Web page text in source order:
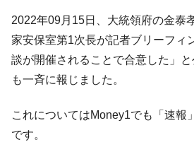
『Money1』
韓国製造業「半導体
種は全般的「不調」⇒ PSIが示す現
『Money1』
ン』1人当たり賠償10万ウォンを認
『Money1』 韓国で猛暑。南東部
『Money1』
2022年09月15日、大統領府の金泰
家安保室第1次長が記者ブリーフィ
談が開催されることで合意した」
も一斉に報じました。
これについてはMoney1でも「速報
です。